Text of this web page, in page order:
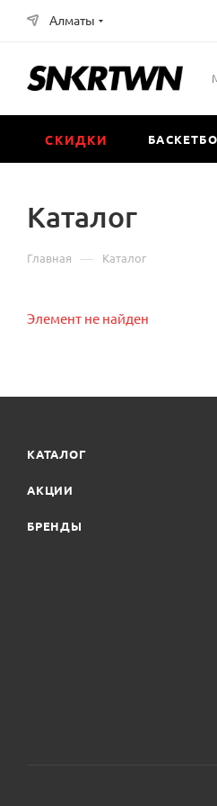
Алматы
СКИДКИ
Каталог
Главная — Каталог
Элемент не найден
КАТАЛОГ
АКЦИИ
БРЕНДЫ